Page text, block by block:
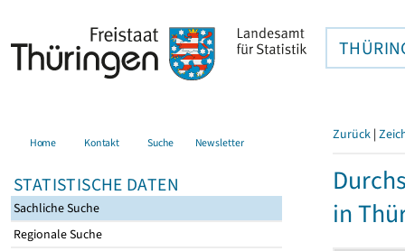
Home Kontakt Suche Newsletter
STATISTISCHE DATEN
Sachliche Suche
Regionale Suche
Zurück |
in